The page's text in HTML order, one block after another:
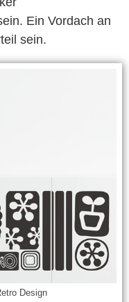
Ein Vordach an
sein.
Design